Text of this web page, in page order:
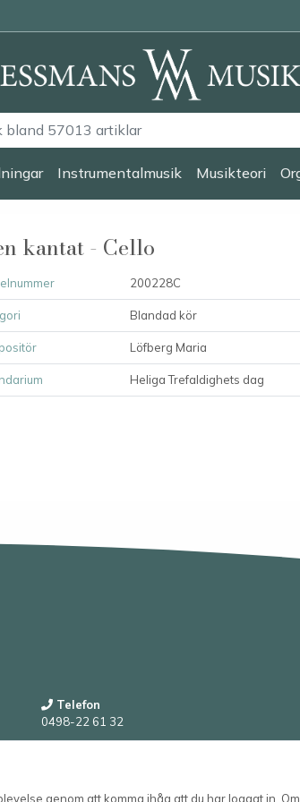
Instrumentalmusik Musikteori
genom att komma ihåg att du har loggat in.
kantat - Cello
200228C
Blandad kör
Löfberg Maria
Heliga Trefaldighets dag
Telefon
0498-22 61 32
E-post